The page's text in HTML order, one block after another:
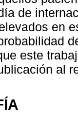
de
en
este
al